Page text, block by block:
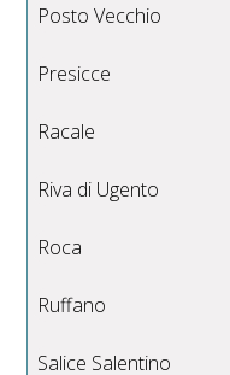
Posto Vecchio
Presicce
Racale
Riva di Ugento
Roca
Ruffano
Salice Salentino